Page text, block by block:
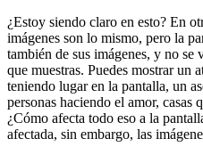
¿Estoy siendo claro en esto? En
imágenes son lo mismo, pero la
también de sus imágenes, y no se
que muestras. Puedes mostrar un
teniendo lugar en la pantalla, un
personas haciendo el amor, casas
¿Cómo afecta todo eso a la
afectada, sin embargo, las